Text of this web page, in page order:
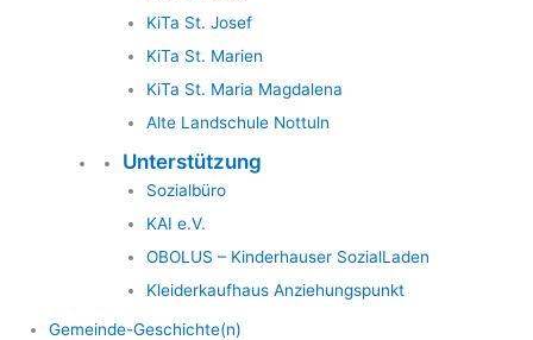
KiTa St. Josef
KiTa St. Marien
KiTa St. Maria Magdalena
Alte Landschule Nottuln
Unterstützung
Sozialbüro
KAI e.V.
OBOLUS – Kinderhauser SozialLaden
Kleiderkaufhaus Anziehungspunkt
Gemeinde-Geschichte(n)